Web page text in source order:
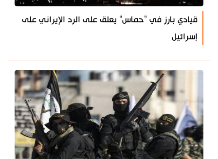
قيادي بارز في "حماس" يعلق على الرد الإيراني على
إسرائيل